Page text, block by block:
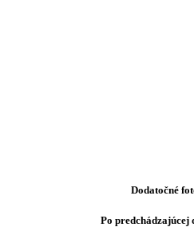
Dodatočné
Po predchádzajúcej